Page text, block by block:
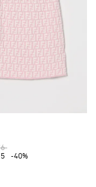
-40%